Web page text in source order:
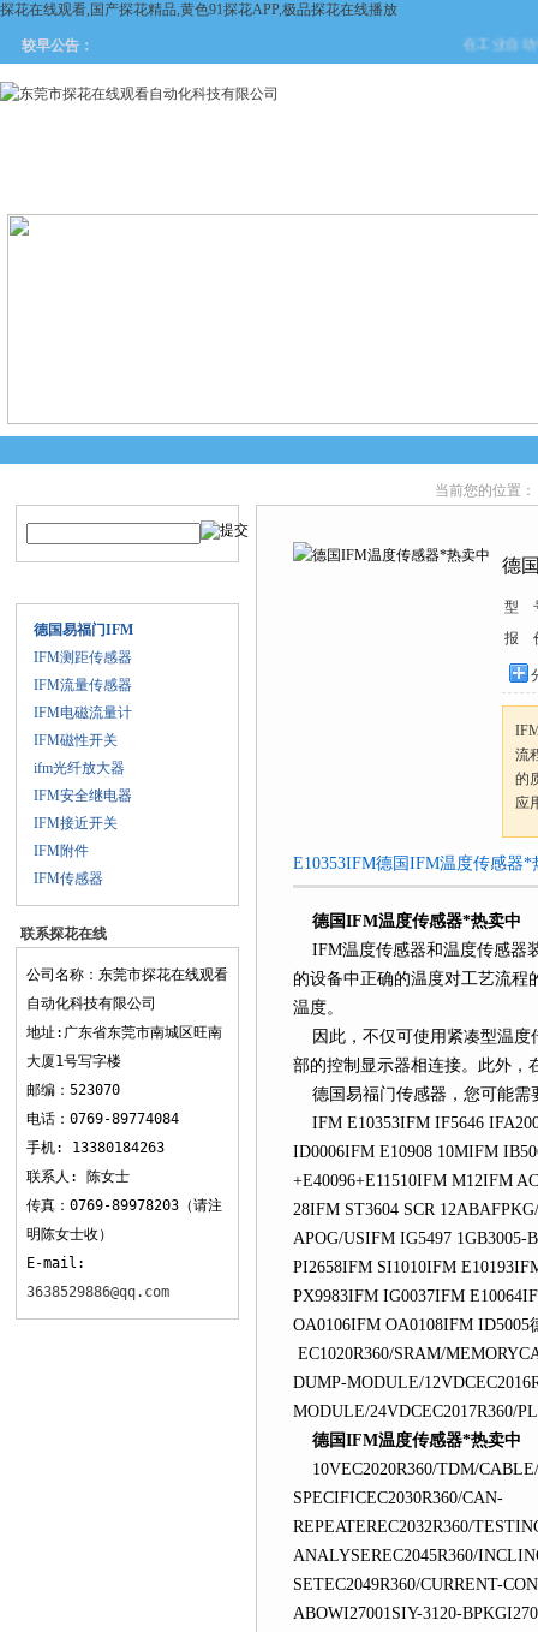
探花在线观看,国产探花精品,黄色91探花APP,极品探花在线播放
较早公告： 在工业自动化
德国易福门IFM
IFM测距传感器
IFM流量传感器
IFM电磁流量计
IFM磁性开关
ifm光纤放大器
IFM安全继电器
IFM接近开关
IFM附件
IFM传感器
联系探花在线
观看
公司名称：东莞市探花在线观看
自动化科技有限公司
地址:广东省东莞市南城区旺南
大厦1号写字楼
邮编：523070
电话：0769-89774084
手机: 13380184263
联系人: 陈女士
传真：0769-89978203（请注
明陈女士收）
E-mail:
3638529886@qq.com
当前您的位置：
德
型 号
报 价
流
的
应
E10353IFM德国IFM温度传感器*
德国IFM温度传感器*热卖中
IFM温度传感器和温度传感器装
的设备中正确的温度对工艺流程
温度。
因此，不仅可使用紧凑型温
部的控制显示器相连接。此外
德国易福门传感器，您可能需要
IFM E10353IFM IF5646
ID0006IFM E10908 10MIFM
+E40096+E11510IFM M12IFM
28IFM ST3604 SCR
APOG/USIFM IG5497 1GB3005-
PI2658IFM SI1010IFM
PX9983IFM IG0037IFM
OA0106IFM OA0108IFM ID5005德国
EC1020R360/SRAM/
DUMP-MODULE/
MODULE/24VDCEC2017R360/
德国IFM温度传感器*热卖中
10VEC2020R360/TDM/CABLE/
SPECIFICEC2030R360/CAN-
REPEATEREC2032R360/
ANALYSEREC2045R360/
SETEC2049R360/CURRENT-
ABOWI27001SIY-3120-